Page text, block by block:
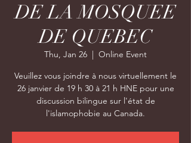
DE LA MOSQUEE
DE QUEBEC
Thu, Jan 26
  |
Online Event
Veuillez vous joindre à nous virtuellement le
26 janvier de 19 h 30 à 21 h HNE pour une
discussion bilingue sur l'état de
l'islamophobie au Canada.